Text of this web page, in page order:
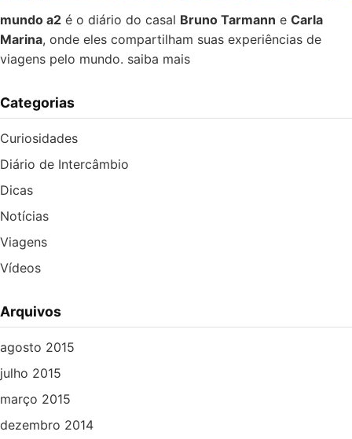
mundo a2 é o diário do casal Bruno Tarmann e Carla
Marina, onde eles compartilham suas experiências de
viagens pelo mundo. saiba mais
Categorias
Curiosidades
Diário de Intercâmbio
Dicas
Notícias
Viagens
Vídeos
Arquivos
agosto 2015
julho 2015
março 2015
dezembro 2014